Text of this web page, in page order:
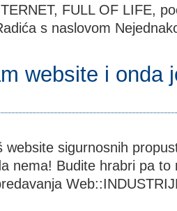
FULL OF LIFE,
s naslovom
website i onda
website sigurnosnih
nema! Budite hrabri pa